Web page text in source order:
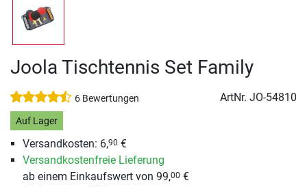
Joola Tischtennis Set Family
6 Bewertungen ArtNr. JO-54810
Auf Lager
Versandkosten: 6,90 €
Versandkostenfreie Lieferung
ab einem Einkaufswert von 99,00 €